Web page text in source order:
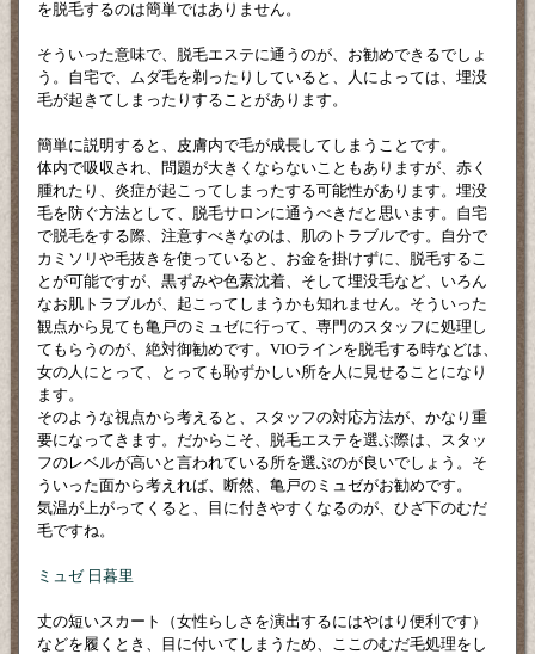
を脱毛するのは簡単ではありません。
そういった意味で、脱毛エステに通うのが、お勧めできるでしょ
う。自宅で、ムダ毛を剃ったりしていると、人によっては、埋没
毛が起きてしまったりすることがあります。
簡単に説明すると、皮膚内で毛が成長してしまうことです。
体内で吸収され、問題が大きくならないこともありますが、赤く
腫れたり、炎症が起こってしまったする可能性があります。埋没
毛を防ぐ方法として、脱毛サロンに通うべきだと思います。自宅
で脱毛をする際、注意すべきなのは、肌のトラブルです。自分で
カミソリや毛抜きを使っていると、お金を掛けずに、脱毛するこ
とが可能ですが、黒ずみや色素沈着、そして埋没毛など、いろん
なお肌トラブルが、起こってしまうかも知れません。そういった
観点から見ても亀戸のミュゼに行って、専門のスタッフに処理し
てもらうのが、絶対御勧めです。VIOラインを脱毛する時などは、
女の人にとって、とっても恥ずかしい所を人に見せることになり
ます。
そのような視点から考えると、スタッフの対応方法が、かなり重
要になってきます。だからこそ、脱毛エステを選ぶ際は、スタッ
フのレベルが高いと言われている所を選ぶのが良いでしょう。そ
ういった面から考えれば、断然、亀戸のミュゼがお勧めです。
気温が上がってくると、目に付きやすくなるのが、ひざ下のむだ
毛ですね。
ミュゼ 日暮里
丈の短いスカート（女性らしさを演出するにはやはり便利です）
などを履くとき、目に付いてしまうため、ここのむだ毛処理をし